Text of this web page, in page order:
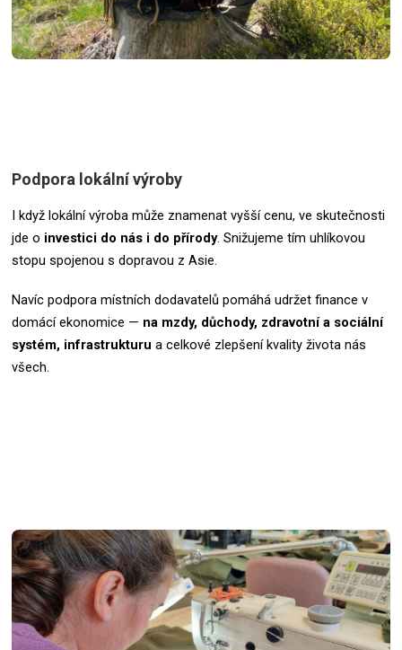
Podpora lokální výroby
I když lokální výroba může znamenat vyšší cenu, ve skutečnosti
jde o investici do nás i do přírody. Snižujeme tím uhlíkovou
stopu spojenou s dopravou z Asie.
Navíc podpora místních dodavatelů pomáhá udržet finance v
domácí ekonomice — na mzdy, důchody, zdravotní a sociální
systém, infrastrukturu a celkové zlepšení kvality života nás
všech.